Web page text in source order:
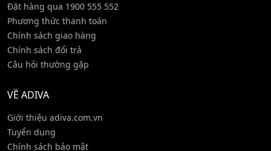
Đặt hàng qua 1900 555 552
Phương thức thanh toán
Chính sách giao hàng
Chính sách đổi trả
Câu hỏi thường gặp
VỀ ADIVA
Giới thiệu adiva.com.vn
Tuyển dụng
Chính sách bảo mật